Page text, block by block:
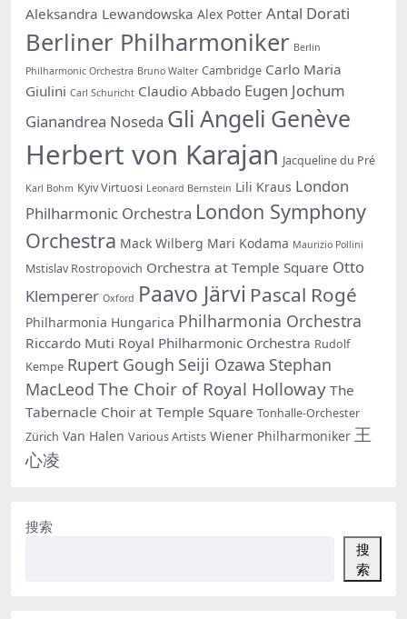
Aleksandra Lewandowska Alex Potter Antal Dorati
Berliner Philharmoniker Berlin
Philharmonic Orchestra Bruno Walter Cambridge Carlo Maria
Giulini Carl Schuricht Claudio Abbado Eugen Jochum
Gianandrea Noseda Gli Angeli Genève
Herbert von Karajan Jacqueline du Pré
Karl Bohm Kyiv Virtuosi Leonard Bernstein Lili Kraus London
Philharmonic Orchestra London Symphony
Orchestra Mack Wilberg Mari Kodama Maurizio Pollini
Mstislav Rostropovich Orchestra at Temple Square Otto
Klemperer Oxford Paavo Järvi Pascal Rogé
Philharmonia Hungarica Philharmonia Orchestra
Riccardo Muti Royal Philharmonic Orchestra Rudolf
Kempe Rupert Gough Seiji Ozawa Stephan
MacLeod The Choir of Royal Holloway The
Tabernacle Choir at Temple Square Tonhalle-Orchester
Zürich Van Halen Various Artists Wiener Philharmoniker 王
心凌
搜索
搜
索